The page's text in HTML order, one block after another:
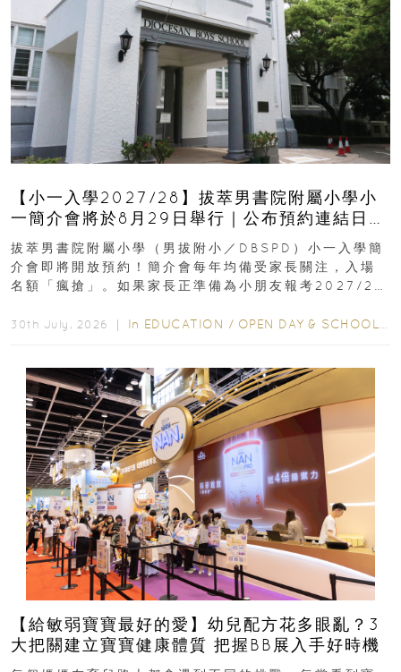
【小一入學2027/28】拔萃男書院附屬小學小
一簡介會將於8月29日舉行｜公布預約連結日期
｜更設有網上重溫
拔萃男書院附屬小學（男拔附小／DBSPD）小一入學簡
介會即將開放預約！簡介會每年均備受家長關注，入場
名額「瘋搶」。如果家長正準備為小朋友報考2027/28
30th July, 2026 ｜ In EDUCATION / OPEN DAY & SCHOOL EVENTS
【給敏弱寶寶最好的愛】幼兒配方花多眼亂？3
大把關建立寶寶健康體質 把握BB展入手好時機